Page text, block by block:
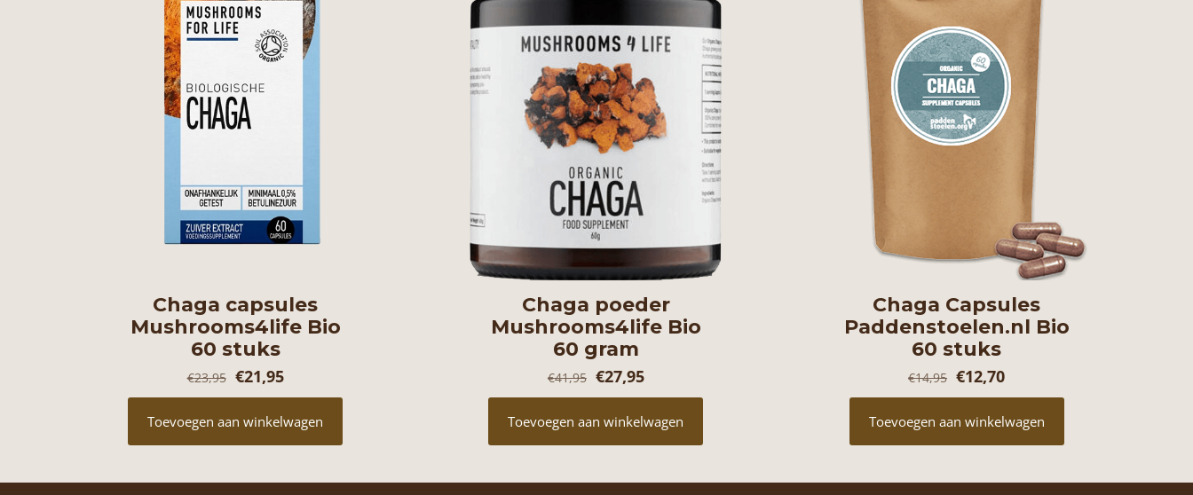
Chaga capsules
Mushrooms4life Bio
60 stuks
€23,95 Oorspronkelijke
prijs
was:
€21,95Huidige
prijs
is:
Toevoegen aan winkelwagen
Chaga poeder
Mushrooms4life Bio
60 gram
€41,95 Oorspronkelijke
prijs
was:
€27,95Huidige
prijs
is:
Toevoegen aan winkelwagen
Chaga Capsules
Paddenstoelen.nl Bio
60 stuks
€14,95 Oorspronkelijke
prijs
was:
€12,70Huidige
prijs
is:
Toevoegen aan winkelwagen